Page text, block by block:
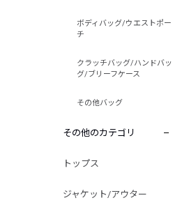
ボディバッグ/ウエストポー
チ
クラッチバッグ/ハンドバッ
グ/ブリーフケース
その他バッグ
その他のカテゴリ
トップス
ジャケット/アウター